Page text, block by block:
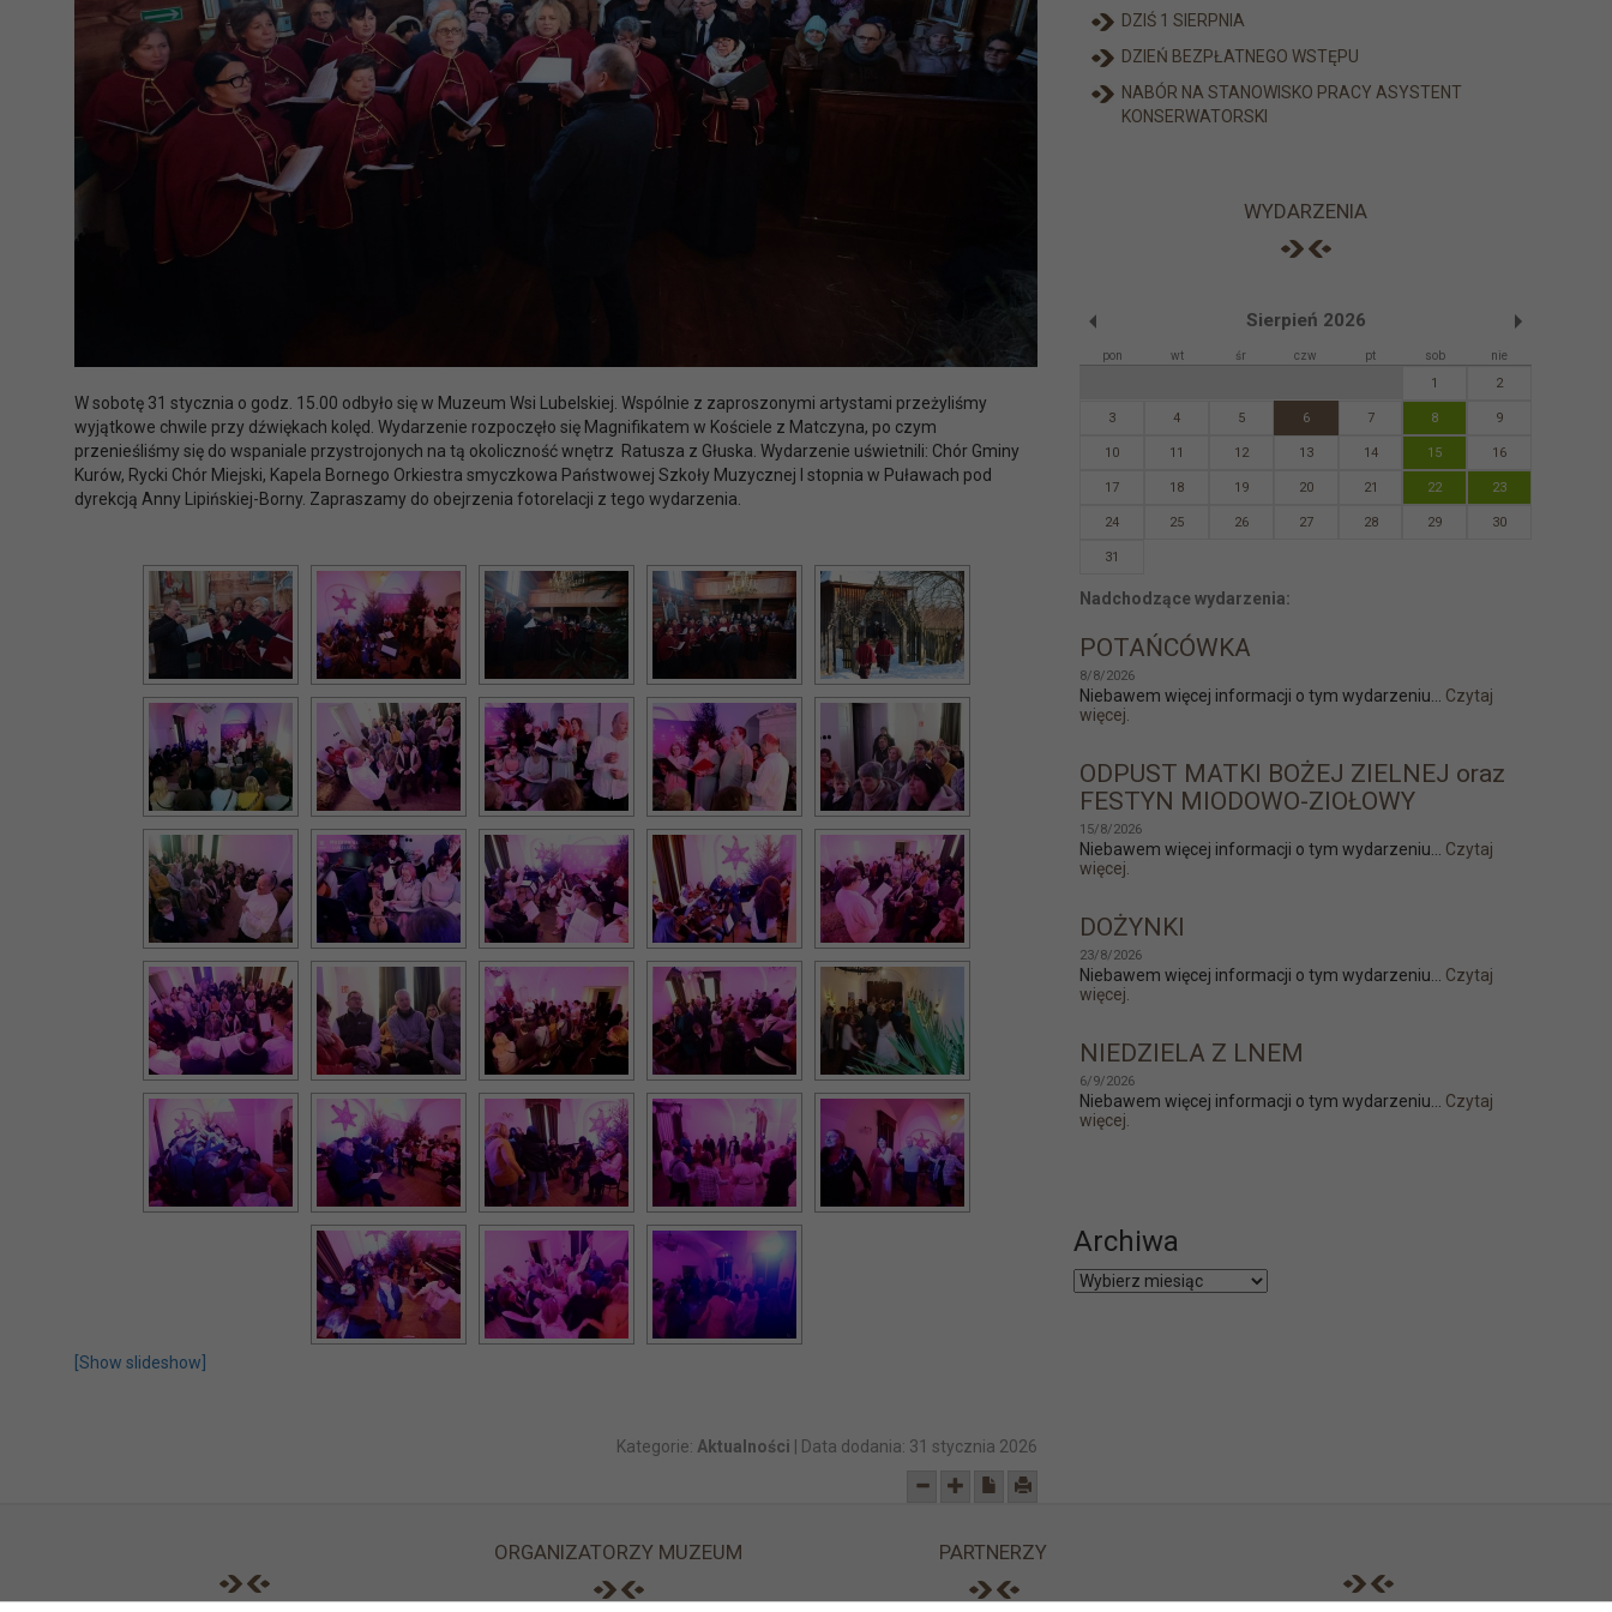
W sobotę 31 stycznia o godz. 15.00 odbyło się w Muzeum Wsi Lubelskiej. Wspólnie z zaproszonymi artystami przeżyliśmy
wyjątkowe chwile przy dźwiękach kolęd. Wydarzenie rozpoczęło się Magnifikatem w Kościele z Matczyna, po czym
przenieśliśmy się do wspaniale przystrojonych na tą okoliczność wnętrz Ratusza z Głuska. Wydarzenie uświetnili: Chór Gminy
Kurów, Rycki Chór Miejski, Kapela Bornego Orkiestra smyczkowa Państwowej Szkoły Muzycznej I stopnia w Puławach pod
dyrekcją Anny Lipińskiej-Borny. Zapraszamy do obejrzenia fotorelacji z tego wydarzenia.
[Show slideshow]
Kategorie: Aktualności | Data dodania: 31 stycznia 2026
DZIŚ 1 SIERPNIA
DZIEŃ BEZPŁATNEGO WSTĘPU
NABÓR NA STANOWISKO PRACY ASYSTENT
KONSERWATORSKI
WYDARZENIA
Sierpień 2026
pon wt śr czw pt sob nie
1 2
3 4 5 6 7 8 9
10 11 12 13 14 15 16
17 18 19 20 21 22 23
24 25 26 27 28 29 30
31
Nadchodzące wydarzenia:
POTAŃCÓWKA
8/8/2026
Niebawem więcej informacji o tym wydarzeniu... Czytaj
więcej.
ODPUST MATKI BOŻEJ ZIELNEJ oraz
FESTYN MIODOWO-ZIOŁOWY
15/8/2026
Niebawem więcej informacji o tym wydarzeniu... Czytaj
więcej.
DOŻYNKI
23/8/2026
Niebawem więcej informacji o tym wydarzeniu... Czytaj
więcej.
NIEDZIELA Z LNEM
6/9/2026
Niebawem więcej informacji o tym wydarzeniu... Czytaj
więcej.
Archiwa
Archiwa
ORGANIZATORZY MUZEUM PARTNERZY